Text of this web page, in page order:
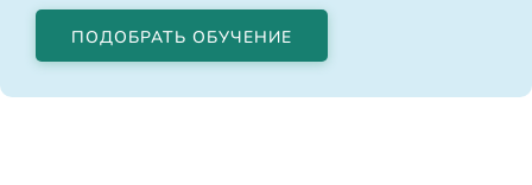
ПОДОБРАТЬ ОБУЧЕНИЕ